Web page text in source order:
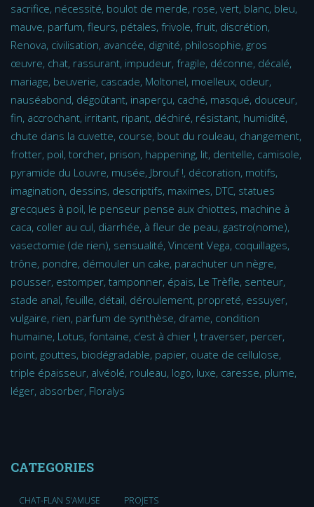
sacrifice, nécessité, boulot de merde, rose, vert, blanc, bleu,
mauve, parfum, fleurs, pétales, frivole, fruit, discrétion,
Renova, civilisation, avancée, dignité, philosophie, gros
œuvre, chat, rassurant, impudeur, fragile, déconne, décalé,
mariage, beuverie, cascade, Moltonel, moelleux, odeur,
nauséabond, dégoûtant, inaperçu, caché, masqué, douceur,
fin, accrochant, irritant, ripant, déchiré, résistant, humidité,
chute dans la cuvette, course, bout du rouleau, changement,
frotter, poil, torcher, prison, happening, lit, dentelle, camisole,
pyramide du Louvre, musée, Jbrouf !, décoration, motifs,
imagination, dessins, descriptifs, maximes, DTC, statues
grecques à poil, le penseur pense aux chiottes, machine à
caca, coller au cul, diarrhée, à fleur de peau, gastro(nome),
vasectomie (de rien), sensualité, Vincent Vega, coquillages,
trône, pondre, démouler un cake, parachuter un nègre,
pousser, estomper, tamponner, épais, Le Trèfle, senteur,
stade anal, feuille, détail, déroulement, propreté, essuyer,
vulgaire, rien, parfum de synthèse, drame, condition
humaine, Lotus, fontaine, c’est à chier !, traverser, percer,
point, gouttes, biodégradable, papier, ouate de cellulose,
triple épaisseur, alvéolé, rouleau, logo, luxe, caresse, plume,
léger, absorber, Floralys
CATEGORIES
CHAT-FLAN S'AMUSE PROJETS